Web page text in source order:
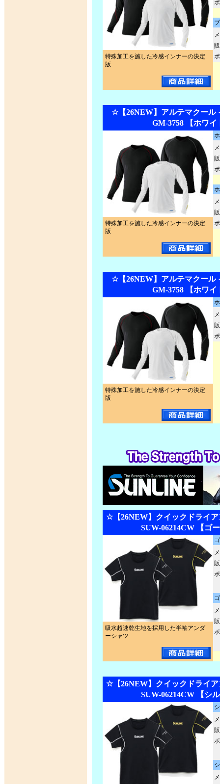
特殊加工を施した冷感インナーの決定
版
☆【26NEW】アルテマクール
GM-3758 【ホワイ
特殊加工を施した冷感インナーの決定
版
☆【26NEW】アルテマクール
GM-3758 【ホワイ
特殊加工を施した冷感インナーの決定
版
☆【26NEW】クイックドライ
SUW-06214CW 【ゴ
吸水超速乾生地を採用した半袖アンダ
ーシャツ
☆【26NEW】クイックドライ
SUW-06214CW 【シ